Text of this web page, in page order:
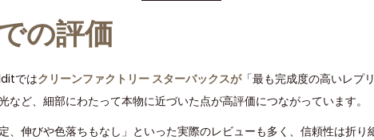
の評価
ではクリーンファクトリー スターバックスが「最も完成度の高いレプ
など、細部にわたって本物に近づいた点が高評価につながっています。
、伸びや色落ちもなし」といった実際のレビューも多く、信頼性は折り